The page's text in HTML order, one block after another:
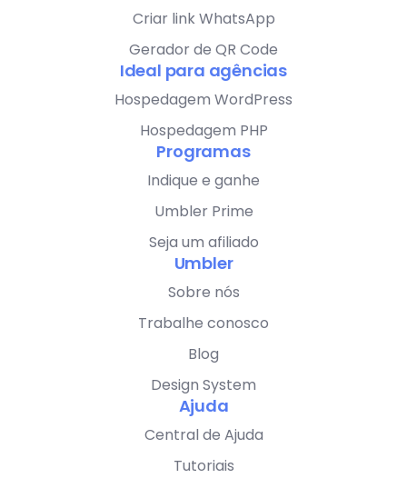
Criar link WhatsApp
Gerador de QR Code
Ideal para agências
Hospedagem WordPress
Hospedagem PHP
Programas
Indique e ganhe
Umbler Prime
Seja um afiliado
Umbler
Sobre nós
Trabalhe conosco
Blog
Design System
Ajuda
Central de Ajuda
Tutoriais